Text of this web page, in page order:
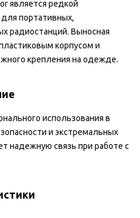
является редкой
портативных,
радиостанций. Выносная
корпусом и
крепления на одежде.
использования в
и экстремальных
надежную связь при работе с